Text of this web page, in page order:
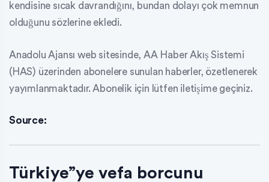
kendisine sıcak davrandığını, bundan dolayı çok memnun
olduğunu sözlerine ekledi.
Anadolu Ajansı web sitesinde, AA Haber Akış Sistemi
(HAS) üzerinden abonelere sunulan haberler, özetlenerek
yayımlanmaktadır. Abonelik için lütfen iletişime geçiniz.
Source:
Türkiye”ye vefa borcunu